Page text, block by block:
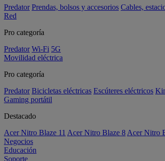
Predator Prendas, bolsos y accesorios Cables,
Red
Pro categoría
Predator Wi-Fi 5G
Movilidad eléctrica
Pro categoría
Predator Bicicletas eléctricas Escúteres eléctricos
Gaming portátil
Destacado
Acer Nitro Blaze 11 Acer Nitro Blaze 8 Acer Nitro
Negocios
Educación
Soporte